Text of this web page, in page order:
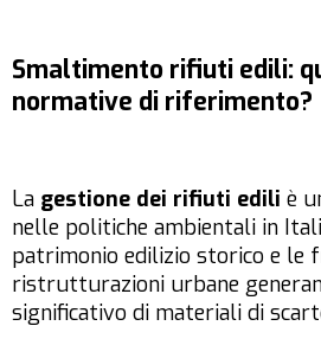
Smaltimento rifiuti edili:
normative di riferimento?
La gestione dei rifiuti edili è
nelle politiche ambientali in
patrimonio edilizio storico e le
ristrutturazioni urbane
significativo di materiali di